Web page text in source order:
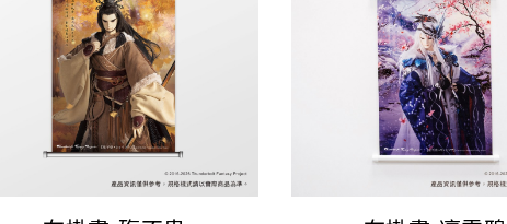
【台灣搶先賣】
《Thunderbolt
Fantasy Project》
吊飾娃-阿契努斯
$599